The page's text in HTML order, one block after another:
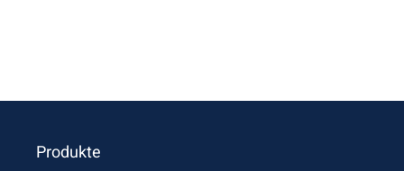
Produkte